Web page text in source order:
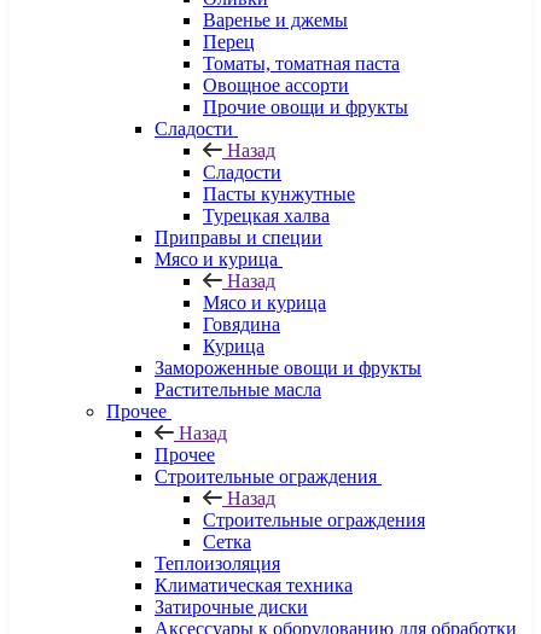
Варенье и джемы
Перец
Томаты, томатная паста
Овощное ассорти
Прочие овощи и фрукты
Сладости
Назад
Сладости
Пасты кунжутные
Турецкая халва
Приправы и специи
Мясо и курица
Назад
Мясо и курица
Говядина
Курица
Замороженные овощи и фрукты
Растительные масла
Прочее
Назад
Прочее
Строительные ограждения
Назад
Строительные ограждения
Сетка
Теплоизоляция
Климатическая техника
Затирочные диски
Аксессуары к оборудованию для обработки